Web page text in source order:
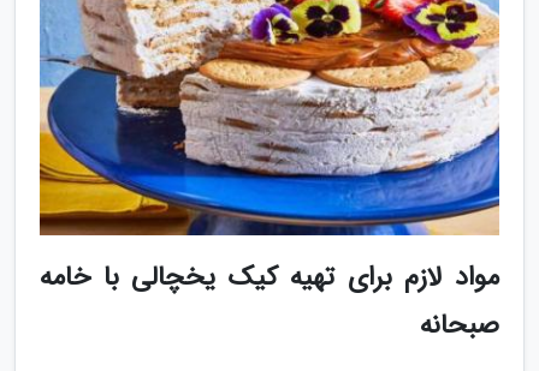
مواد لازم برای تهیه کیک یخچالی با خامه
صبحانه